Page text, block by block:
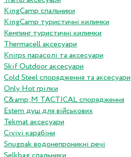
KingCamp спальники
KingCamp туристичні килимки
Кемпинг туристичні килимки
Thermacell аксесуари
Knirps парасолі та аксесуари
Skif Outdoor аксесуари
Cold Steel спорядження та аксесуари
Only Hot грілки
C&amp;M TACTICAL спорядження
Estem душ для військових
Tekmat аксесуари
Сivivi карабіни
Snugpak водонепроникні речі